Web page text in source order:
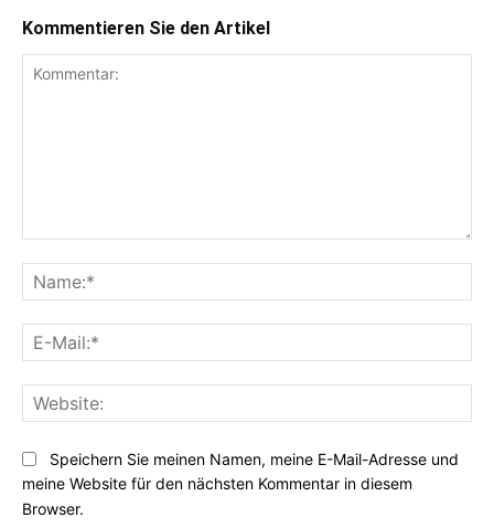
Kommentieren Sie den Artikel
Speichern Sie meinen Namen, meine E-Mail-Adresse und
meine Website für den nächsten Kommentar in diesem
Browser.